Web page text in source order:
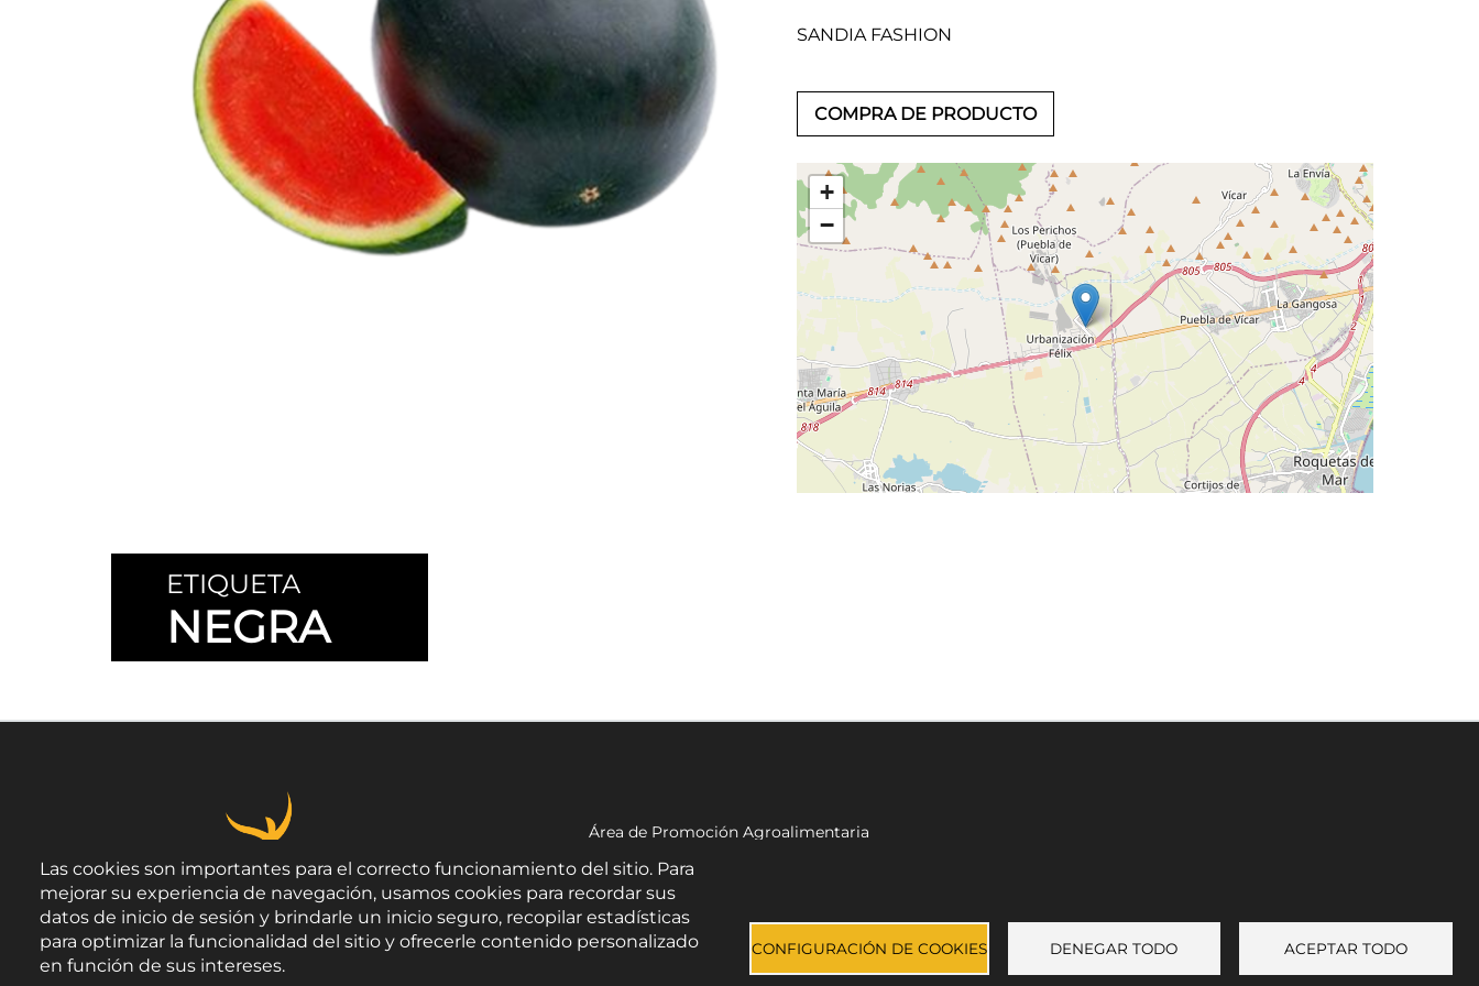
SANDIA FASHION
COMPRA DE PRODUCTO
+
−
ETIQUETA
NEGRA
Área de Promoción Agroalimentaria
C/ Navarro Rodrigo, 17.
CP 04001. Almería.
Aviso legal-Política de privacidad-Accesibilidad
Las cookies son importantes para el correcto funcionamiento del sitio. Para
mejorar su experiencia de navegación, usamos cookies para recordar sus
datos de inicio de sesión y brindarle un inicio seguro, recopilar estadísticas
para optimizar la funcionalidad del sitio y ofrecerle contenido personalizado
en función de sus intereses.
CONFIGURACIÓN DE COOKIES DENEGAR TODO ACEPTAR TODO